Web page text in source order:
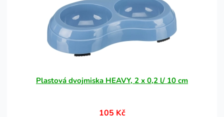
Plastová dvojmiska HEAVY, 2 x 0,2 l/ 10 cm
105 Kč